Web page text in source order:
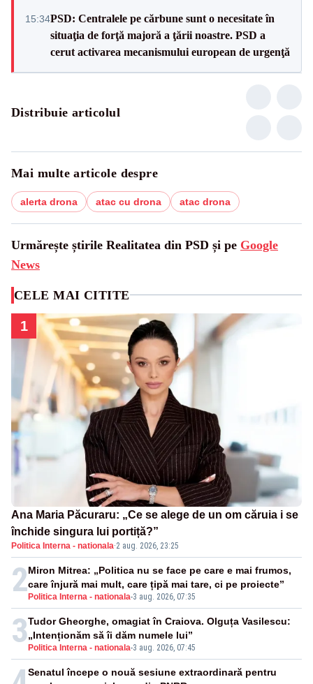
15:34PSD: Centralele pe cărbune sunt o necesitate în
situaţia de forţă majoră a ţării noastre. PSD a
cerut activarea mecanismului european de urgenţă
Distribuie articolul
Mai multe articole despre
alerta drona atac cu drona atac drona
Urmărește știrile Realitatea din PSD și pe Google
News
CELE MAI CITITE
1
Ana Maria Păcuraru: „Ce se alege de un om căruia i se
închide singura lui portiță?”
Politica Interna - nationala·2 aug. 2026, 23:25
2 Politica Interna - nationala-3 aug. 2026, 07:35
Miron Mitrea: „Politica nu se face pe care e mai frumos,
care înjură mai mult, care țipă mai tare, ci pe proiecte”
3 Politica Interna - nationala-3 aug. 2026, 07:45
Tudor Gheorghe, omagiat în Craiova. Olguța Vasilescu:
„Intenționăm să îi dăm numele lui”
Senatul începe o nouă sesiune extraordinară pentru